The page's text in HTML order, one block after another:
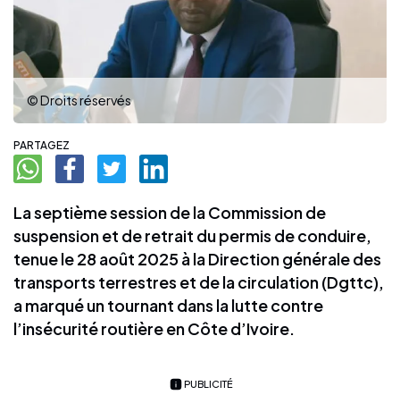
© Droits réservés
PARTAGEZ
La septième session de la Commission de
suspension et de retrait du permis de conduire,
tenue le 28 août 2025 à la Direction générale des
transports terrestres et de la circulation (Dgttc),
a marqué un tournant dans la lutte contre
l’insécurité routière en Côte d’Ivoire.
PUBLICITÉ